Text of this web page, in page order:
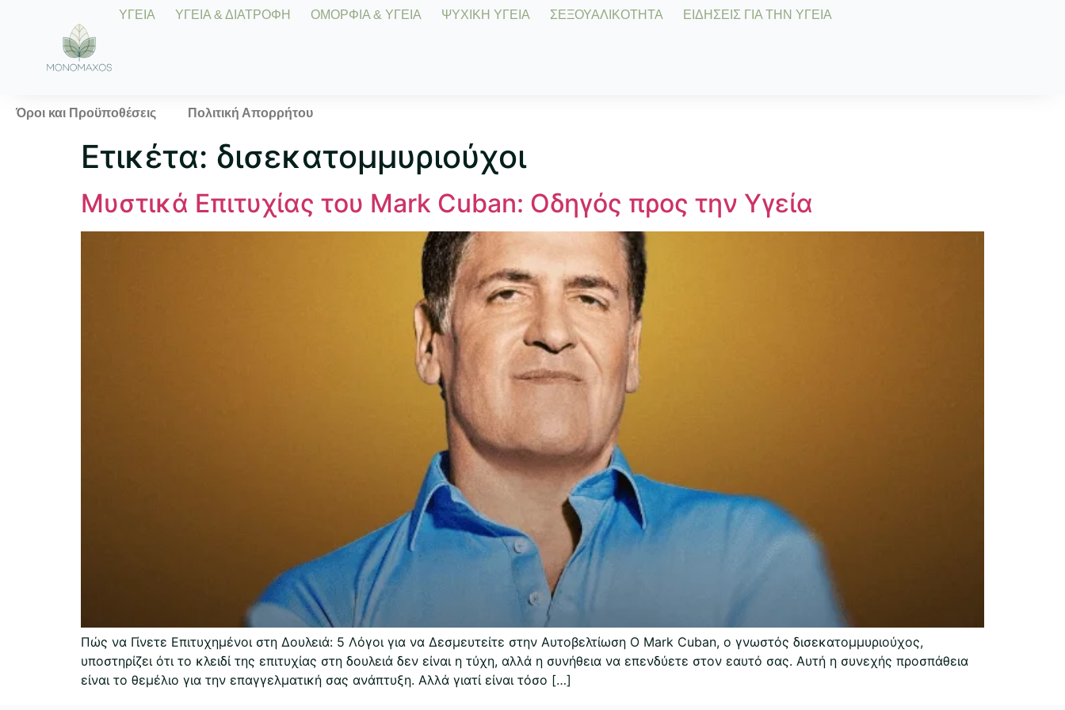
ΥΓΕΙΑ ΥΓΕΙΑ & ΔΙΑΤΡΟΦΗ ΟΜΟΡΦΙΑ & ΥΓΕΙΑ ΨΥΧΙΚΗ ΥΓΕΙΑ ΣΕΞΟΥΑΛΙΚΟΤΗΤΑ ΕΙΔΗΣΕΙΣ ΓΙΑ ΤΗΝ ΥΓΕΙΑ
Όροι και Προϋποθέσεις Πολιτική Απορρήτου
Ετικέτα: δισεκατομμυριούχοι
Μυστικά Επιτυχίας του Mark Cuban: Οδηγός προς την Υγεία
Πώς να Γίνετε Επιτυχημένοι στη Δουλειά: 5 Λόγοι για να Δεσμευτείτε στην Αυτοβελτίωση Ο Mark Cuban, ο γνωστός δισεκατομμυριούχος,
υποστηρίζει ότι το κλειδί της επιτυχίας στη δουλειά δεν είναι η τύχη, αλλά η συνήθεια να επενδύετε στον εαυτό σας. Αυτή η συνεχής προσπάθεια
είναι το θεμέλιο για την επαγγελματική σας ανάπτυξη. Αλλά γιατί είναι τόσο […]